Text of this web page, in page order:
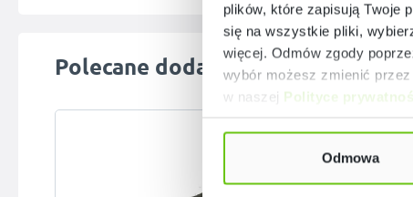
plików, które zapisują Twoje
się na wszystkie pliki,
więcej. Odmów zgody
wybór możesz zmienić
w naszej Polityce
Odmowa
Pomiń galerię produktów
Polecane dodatki